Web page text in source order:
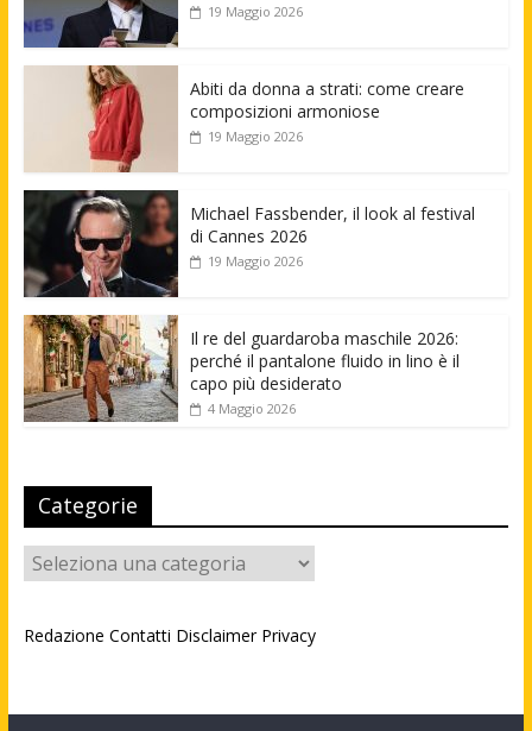
19 Maggio 2026
Abiti da donna a strati: come creare
composizioni armoniose
19 Maggio 2026
Michael Fassbender, il look al festival
di Cannes 2026
19 Maggio 2026
Il re del guardaroba maschile 2026:
perché il pantalone fluido in lino è il
capo più desiderato
4 Maggio 2026
Categorie
Categorie
Redazione Contatti Disclaimer Privacy